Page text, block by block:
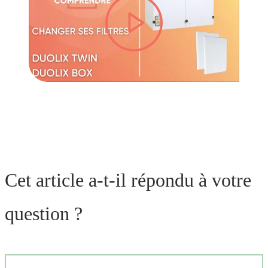
lire la vidéo
Cet article a-t-il répondu à votre
question ?